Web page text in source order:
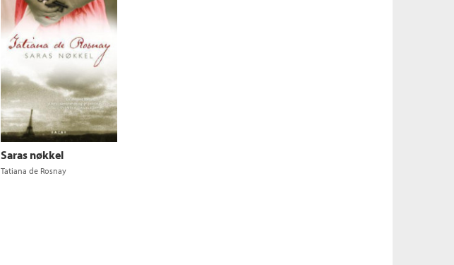
Saras nøkkel
Tatiana de Rosnay